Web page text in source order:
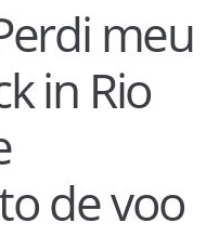
meu
in Rio
de voo